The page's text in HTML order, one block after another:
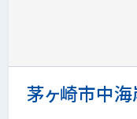
茅ヶ崎市中